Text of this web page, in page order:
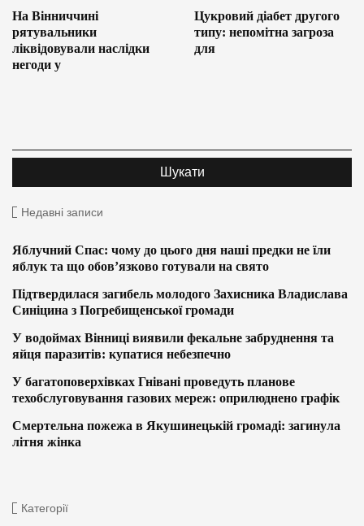
На Вінниччині
рятувальники
ліквідовували наслідки
негоди у
Цукровий діабет другого
типу: непомітна загроза
для
Недавні записи
Яблучний Спас: чому до цього дня наші предки не їли
яблук та що обов’язково готували на свято
Підтвердилася загибель молодого Захисника Владислава
Синіцина з Погребищенської громади
У водоймах Вінниці виявили фекальне забруднення та
яйця паразитів: купатися небезпечно
У багатоповерхівках Гнівані проведуть планове
техобслуговування газових мереж: оприлюднено графік
Смертельна пожежа в Якушинецькій громаді: загинула
літня жінка
Категорії